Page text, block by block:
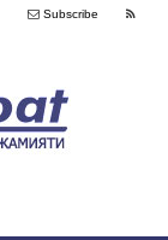
Subscribe